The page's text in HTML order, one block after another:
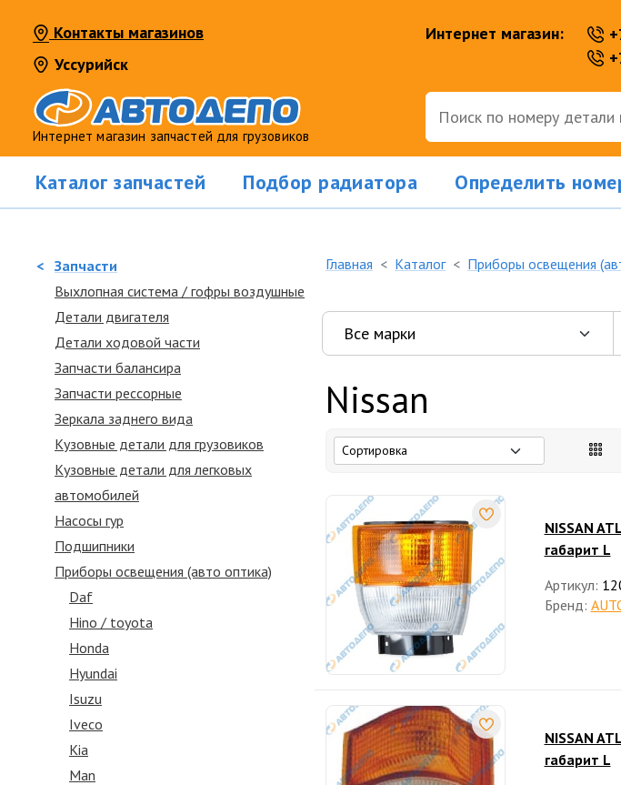
Контакты магазинов
Уссурийск
Интернет магазин запчастей для грузовиков
Интернет магазин:
Каталог запчастей Подбор радиатора Определить
< Запчасти
Выхлопная система / гофры воздушные
Детали двигателя
Детали ходовой части
Запчасти балансира
Запчасти рессорные
Зеркалa заднего вида
Кузовные детали для грузовиков
Кузовные детали для легковых
автомобилей
Насосы гур
Подшипники
Приборы освещения (авто оптика)
Daf
Hino / toyota
Honda
Hyundai
Isuzu
Iveco
Kia
Man
Главная Каталог Приборы освещения
Nissan
NISSAN
габарит L
Артикул:
Бренд:
NISSAN
габарит L